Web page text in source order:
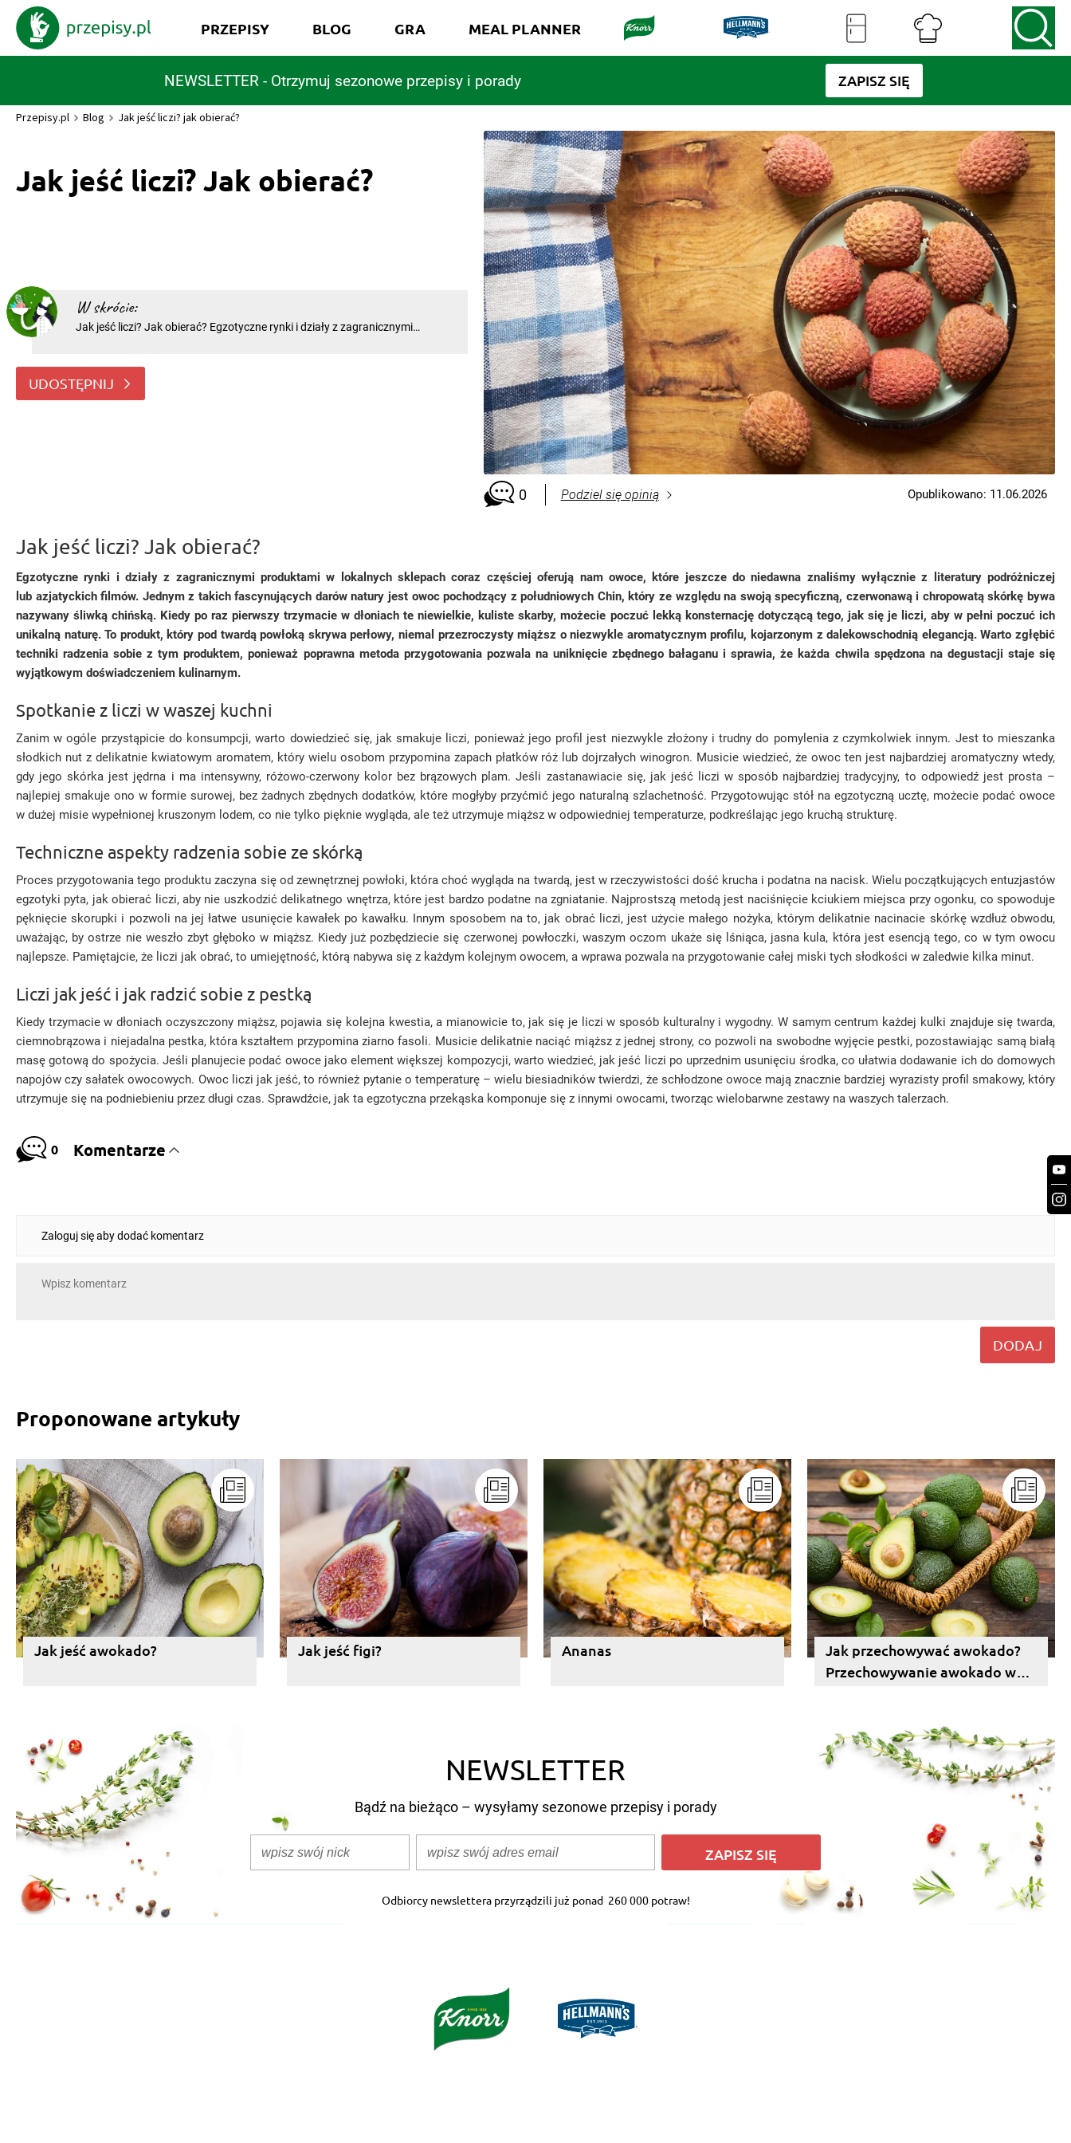
NEWSLETTER - Otrzymuj sezonowe przepisy i porady ZAPISZ SIĘ
PRZEPISY BLOG GRA MEAL PLANNER
Przepisy.pl Blog Jak jeść liczi? jak obierać?
Jak jeść liczi? Jak obierać?
W skrócie:
Jak jeść liczi? Jak obierać? Egzotyczne rynki i działy z zagranicznymi
lub azjatyckich filmów.
UDOSTĘPNIJ
0 Podziel się opinią Opublikowano: 11.06.2026
Jak jeść liczi? Jak obierać?
Egzotyczne rynki i działy z zagranicznymi produktami w lokalnych sklepach coraz częściej oferują nam owoce, które jeszcze do niedawna znaliśmy wyłącznie z literatury podróżniczej
lub azjatyckich filmów. Jednym z takich fascynujących darów natury jest owoc pochodzący z południowych Chin, który ze względu na swoją specyficzną, czerwonawą i chropowatą skórkę bywa
nazywany śliwką chińską. Kiedy po raz pierwszy trzymacie w dłoniach te niewielkie, kuliste skarby, możecie poczuć lekką konsternację dotyczącą tego, jak się je liczi, aby w pełni poczuć ich
unikalną naturę. To produkt, który pod twardą powłoką skrywa perłowy, niemal przezroczysty miąższ o niezwykle aromatycznym profilu, kojarzonym z dalekowschodnią elegancją. Warto zgłębić
techniki radzenia sobie z tym produktem, ponieważ poprawna metoda przygotowania pozwala na uniknięcie zbędnego bałaganu i sprawia, że każda chwila spędzona na degustacji staje się
wyjątkowym doświadczeniem kulinarnym.
Spotkanie z liczi w waszej kuchni
Zanim w ogóle przystąpicie do konsumpcji, warto dowiedzieć się, jak smakuje liczi, ponieważ jego profil jest niezwykle złożony i trudny do pomylenia z czymkolwiek innym. Jest to mieszanka
słodkich nut z delikatnie kwiatowym aromatem, który wielu osobom przypomina zapach płatków róż lub dojrzałych winogron. Musicie wiedzieć, że owoc ten jest najbardziej aromatyczny wtedy,
gdy jego skórka jest jędrna i ma intensywny, różowo-czerwony kolor bez brązowych plam. Jeśli zastanawiacie się, jak jeść liczi w sposób najbardziej tradycyjny, to odpowiedź jest prosta –
najlepiej smakuje ono w formie surowej, bez żadnych zbędnych dodatków, które mogłyby przyćmić jego naturalną szlachetność. Przygotowując stół na egzotyczną ucztę, możecie podać owoce
w dużej misie wypełnionej kruszonym lodem, co nie tylko pięknie wygląda, ale też utrzymuje miąższ w odpowiedniej temperaturze, podkreślając jego kruchą strukturę.
Techniczne aspekty radzenia sobie ze skórką
Proces przygotowania tego produktu zaczyna się od zewnętrznej powłoki, która choć wygląda na twardą, jest w rzeczywistości dość krucha i podatna na nacisk. Wielu początkujących entuzjastów
egzotyki pyta, jak obierać liczi, aby nie uszkodzić delikatnego wnętrza, które jest bardzo podatne na zgniatanie. Najprostszą metodą jest naciśnięcie kciukiem miejsca przy ogonku, co spowoduje
pęknięcie skorupki i pozwoli na jej łatwe usunięcie kawałek po kawałku. Innym sposobem na to, jak obrać liczi, jest użycie małego nożyka, którym delikatnie nacinacie skórkę wzdłuż obwodu,
uważając, by ostrze nie weszło zbyt głęboko w miąższ. Kiedy już pozbędziecie się czerwonej powłoczki, waszym oczom ukaże się lśniąca, jasna kula, która jest esencją tego, co w tym owocu
najlepsze. Pamiętajcie, że liczi jak obrać, to umiejętność, którą nabywa się z każdym kolejnym owocem, a wprawa pozwala na przygotowanie całej miski tych słodkości w zaledwie kilka minut.
Liczi jak jeść i jak radzić sobie z pestką
Kiedy trzymacie w dłoniach oczyszczony miąższ, pojawia się kolejna kwestia, a mianowicie to, jak się je liczi w sposób kulturalny i wygodny. W samym centrum każdej kulki znajduje się twarda,
ciemnobrązowa i niejadalna pestka, która kształtem przypomina ziarno fasoli. Musicie delikatnie naciąć miąższ z jednej strony, co pozwoli na swobodne wyjęcie pestki, pozostawiając samą białą
masę gotową do spożycia. Jeśli planujecie podać owoce jako element większej kompozycji, warto wiedzieć, jak jeść liczi po uprzednim usunięciu środka, co ułatwia dodawanie ich do domowych
napojów czy sałatek owocowych. Owoc liczi jak jeść, to również pytanie o temperaturę – wielu biesiadników twierdzi, że schłodzone owoce mają znacznie bardziej wyrazisty profil smakowy, który
utrzymuje się na podniebieniu przez długi czas. Sprawdźcie, jak ta egzotyczna przekąska komponuje się z innymi owocami, tworząc wielobarwne zestawy na waszych talerzach.
0 Komentarze
Zaloguj się aby dodać komentarz
DODAJ
Proponowane artykuły
Jak jeść awokado? Jak jeść figi? Ananas
Jak przechowywać awokado?
Przechowywanie awokado w
NEWSLETTER
Bądź na bieżąco – wysyłamy sezonowe przepisy i porady
ZAPISZ SIĘ
Odbiorcy newslettera przyrządzili już ponad 260 000 potraw!